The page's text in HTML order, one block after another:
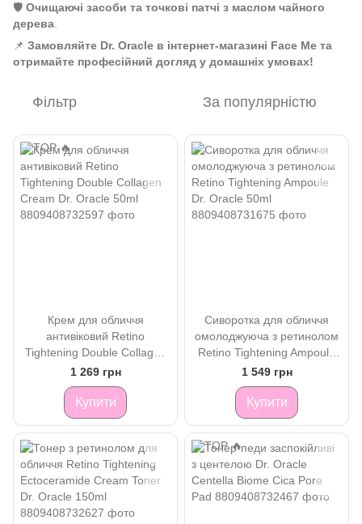
🛡 Очищаючі засоби та точкові патчі з маслом чайного
дерева
📌 Замовляйте Dr. Oracle в інтернет-магазині Face Me та
отримайте професійний догляд у домашніх умовах!
Фільтр За популярністю
Крем для обличчя
антивіковий Retino
Tightening Double Collagen
Cream Dr. Oracle 50ml
1 269 грн
Купити
Сиворотка для обличчя
омолоджуюча з ретинолом
Retino Tightening Ampoule
Dr. Oracle 50ml
1 549 грн
Купити